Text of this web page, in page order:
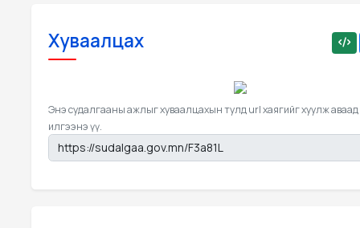
Хуваалцах
Энэ судалгааны ажлыг хуваалцахын тулд url хаягийг хуулж аваад
илгээнэ үү.